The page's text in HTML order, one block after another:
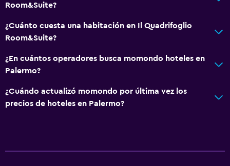
Tetera eléctrica
Tetera/cafetera
Nevera
Room&Suite?
¿Cuánto cuesta una habitación en Il Quadrifoglio
Room&Suite?
¿En cuántos operadores busca momondo hoteles en
Palermo?
¿Cuándo actualizó momondo por última vez los
precios de hoteles en Palermo?